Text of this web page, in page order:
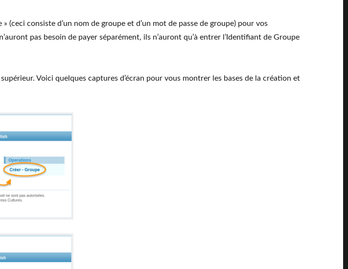
(ceci consiste d’un nom de groupe et d’un mot de passe de groupe) pour vos
pas besoin de payer séparément, ils n’auront qu’à entrer l’Identifiant de Groupe
Voici quelques captures d’écran pour vous montrer les bases de la création et